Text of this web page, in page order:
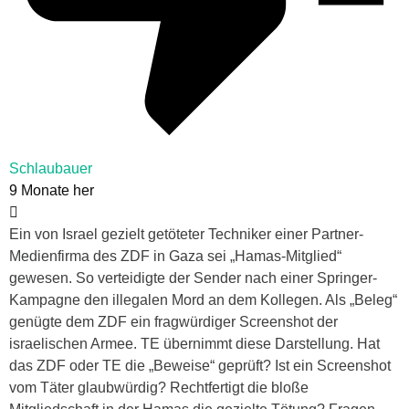
Schlaubauer
9 Monate her
Ein von Israel gezielt getöteter Techniker einer Partner-
Medienfirma des ZDF in Gaza sei „Hamas-Mitglied“
gewesen. So verteidigte der Sender nach einer Springer-
Kampagne den illegalen Mord an dem Kollegen. Als „Beleg“
genügte dem ZDF ein fragwürdiger Screenshot der
israelischen Armee. TE übernimmt diese Darstellung. Hat
das ZDF oder TE die „Beweise“ geprüft? Ist ein Screenshot
vom Täter glaubwürdig? Rechtfertigt die bloße